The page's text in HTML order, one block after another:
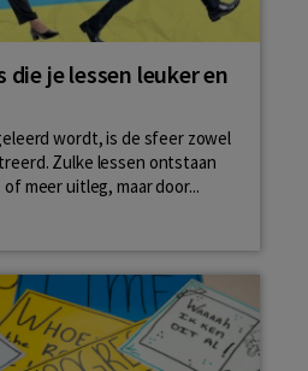
die je lessen leuker en
wordt, is de sfeer zowel
Zulke lessen ontstaan
meer uitleg, maar door...